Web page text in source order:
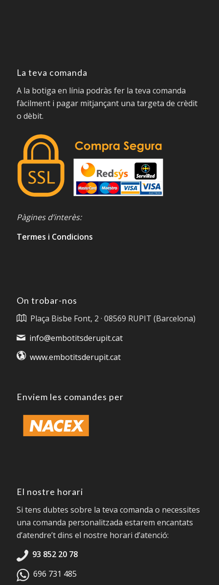
La teva comanda
A la botiga en línia podràs fer la teva comanda
fàcilment i pagar mitjançant una targeta de crèdit
o dèbit.
Pàgines d’interès:
Termes i Condicions
On trobar-nos
Plaça Bisbe Font, 2 · 08569 RUPIT (Barcelona)
info@embotitsderupit.cat
www.embotitsderupit.cat
Enviem les comandes per
El nostre horari
Si tens dubtes sobre la teva comanda o necessites
una comanda personalitzada estarem encantats
d’atendre’t dins el nostre horari d’atenció:
93 852 20 78
696 731 485